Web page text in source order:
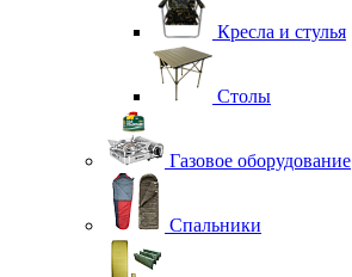
Кресла и стулья
Столы
Газовое оборудование
Спальники